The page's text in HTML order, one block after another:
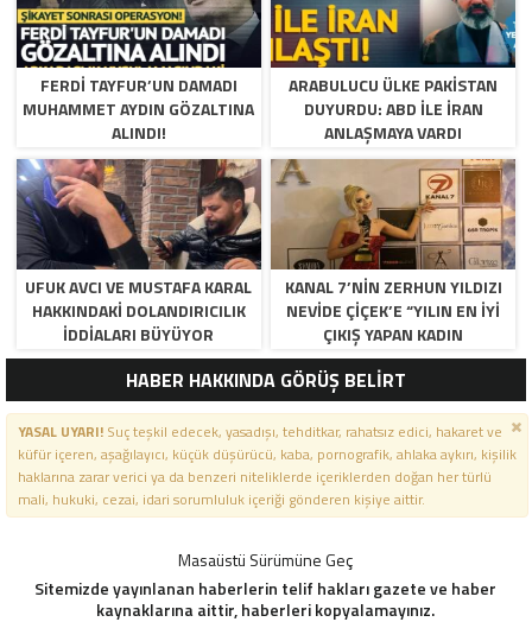
FERDI TAYFUR’UN DAMADI
MUHAMMET AYDIN GÖZALTINA
ALINDI!
ARABULUCU ÜLKE PAKISTAN
DUYURDU: ABD ILE İRAN
ANLAŞMAYA VARDI
UFUK AVCI VE MUSTAFA KARAL
HAKKINDAKI DOLANDIRICILIK
İDDIALARI BÜYÜYOR
KANAL 7’NİN ZERHUN YILDIZI
NEVİDE ÇİÇEK’E “YILIN EN İYİ
ÇIKIŞ YAPAN KADIN
OYUNCUSU” ÖDÜLÜ!
HABER HAKKINDA GÖRÜŞ BELİRT
YASAL UYARI!Suç teşkil edecek, yasadışı, tehditkar, rahatsız edici, hakaret ve
küfür içeren, aşağılayıcı, küçük düşürücü, kaba, pornografik, ahlaka aykırı, kişilik
haklarına zarar verici ya da benzeri niteliklerde içeriklerden doğan her türlü
mali, hukuki, cezai, idari sorumluluk içeriği gönderen kişiye aittir.
Masaüstü Sürümüne Geç
Sitemizde yayınlanan haberlerin telif hakları gazete ve haber
kaynaklarına aittir, haberleri kopyalamayınız.